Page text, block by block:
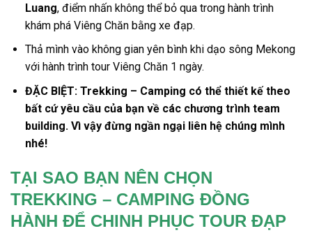
Luang, điểm nhấn không thể bỏ qua trong hành trình
khám phá Viêng Chăn bằng xe đạp.
Thả mìnhvào không gian yên bình khi dạo sông Mekong
với hành trình tour Viêng Chăn 1 ngày.
ĐẶC BIỆT: Trekking – Camping có thể thiết kế theo
bất cứ yêu cầu của bạn về các chương trình team
building. Vì vậy đừng ngần ngại liên hệ chúng mình
nhé!
TẠI SAO BẠN NÊN CHỌN
TREKKING – CAMPING ĐỒNG
HÀNH ĐỂ CHINH PHỤC TOUR ĐẠP